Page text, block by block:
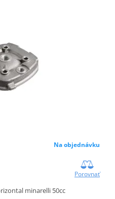
Na objednávku
Porovnať
minarelli 50cc